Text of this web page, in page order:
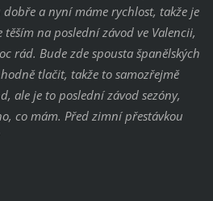
a nyní máme rychlost, takže je
na poslední závod ve Valencii,
rád. Bude zde spousta španělských
tlačit, takže to samozřejmě
ale je to poslední závod sezóny,
co mám. Před zimní přestávkou